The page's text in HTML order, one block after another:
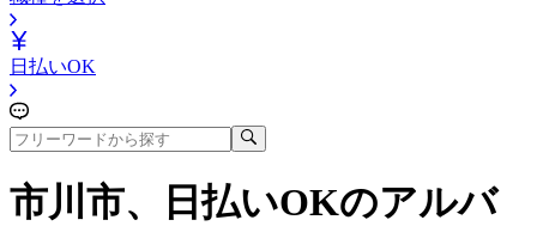
日払いOK
市川市、日払いOKのアルバ